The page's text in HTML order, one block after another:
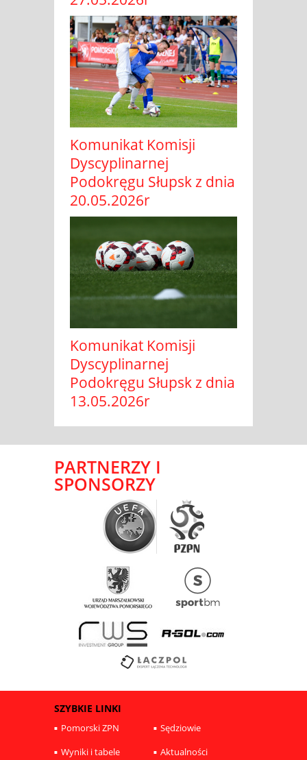
Komunikat Komisji
Dyscyplinarnej
Podokręgu Słupsk z dnia
20.05.2026r
Komunikat Komisji
Dyscyplinarnej
Podokręgu Słupsk z dnia
13.05.2026r
PARTNERZY I
SPONSORZY
SZYBKIE LINKI
Pomorski ZPN
Sędziowie
Wyniki i tabele
Aktualności